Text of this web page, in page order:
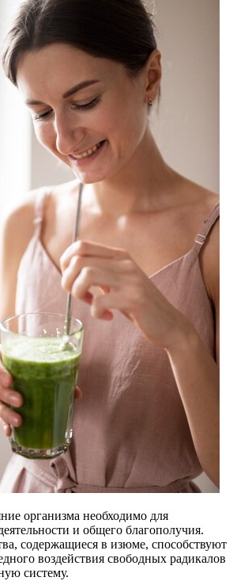
организма необходимо для
и общего благополучия.
содержащиеся в изюме, способствуют
воздействия свободных радикалов
систему.